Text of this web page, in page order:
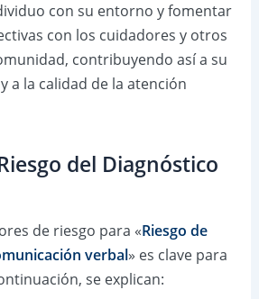
con su entorno y fomentar
con los cuidadores y otros
contribuyendo así a su
a la calidad de la atención
del Diagnóstico
de riesgo para «Riesgo de
verbal» es clave para
se explican: